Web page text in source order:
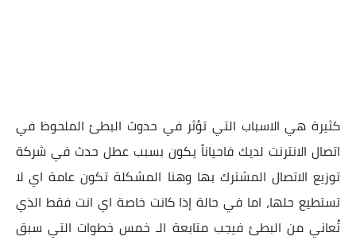
كثيرة هي الاسباب التي تؤثر في حدوث البطئ الملحوظ في
اتصال الانترنت لديك فاحياناً يكون بسبب عطل حدث في شركة
توزيع الاتصال المشترك بها وهنا المشكلة تكون عامة اي لا
تستطيع حلها، اما في حالة إذا كانت خاصة اي انت فقط الذي
تُعاني من البطئ فيجب متابعة الـ خمس خطوات التي سبق